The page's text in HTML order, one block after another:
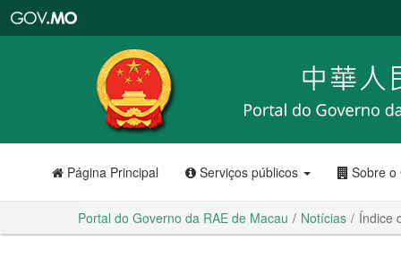
RAE
de
Macau
Página Principal Serviços públicos Sobre
Portal do Governo da RAE de Macau Notícias Índice